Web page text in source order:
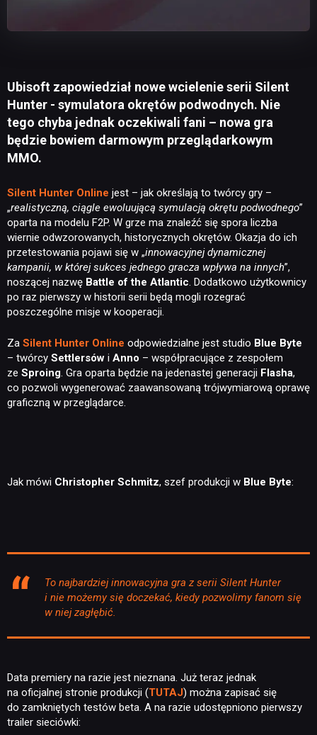
Ubisoft zapowiedział nowe wcielenie serii Silent
Hunter - symulatora okrętów podwodnych. Nie
tego chyba jednak oczekiwali fani – nowa gra
będzie bowiem darmowym przeglądarkowym
MMO.
Silent Hunter Online jest – jak określają to twórcy gry –
„realistyczną, ciągle ewoluującą symulacją okrętu podwodnego”
oparta na modelu F2P. W grze ma znaleźć się spora liczba
wiernie odwzorowanych, historycznych okrętów. Okazja do ich
przetestowania pojawi się w „innowacyjnej dynamicznej
kampanii, w której sukces jednego gracza wpływa na innych”,
noszącej nazwę Battle of the Atlantic. Dodatkowo użytkownicy
po raz pierwszy w historii serii będą mogli rozegrać
poszczególne misje w kooperacji.
Za Silent Hunter Online odpowiedzialne jest studio Blue Byte
– twórcy Settlersów i Anno – współpracujące z zespołem
ze Sproing. Gra oparta będzie na jedenastej generacji Flasha,
co pozwoli wygenerować zaawansowaną trójwymiarową oprawę
graficzną w przeglądarce.
Jak mówi Christopher Schmitz, szef produkcji w Blue Byte:
To najbardziej innowacyjna gra z serii Silent Hunter
i nie możemy się doczekać, kiedy pozwolimy fanom się
w niej zagłębić.
Data premiery na razie jest nieznana. Już teraz jednak
na oficjalnej stronie produkcji (TUTAJ) można zapisać się
do zamkniętych testów beta. A na razie udostępniono pierwszy
trailer sieciówki: